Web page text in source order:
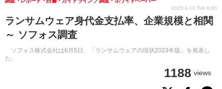
ランサムウェア身代金支払率、企業規模と相関
～ ソフォス調査
ソフォス株式会社は6月5日、「ランサムウェアの現状2023年版」を発表し
た。
1188 views
2023.6.13 Tue 8:00